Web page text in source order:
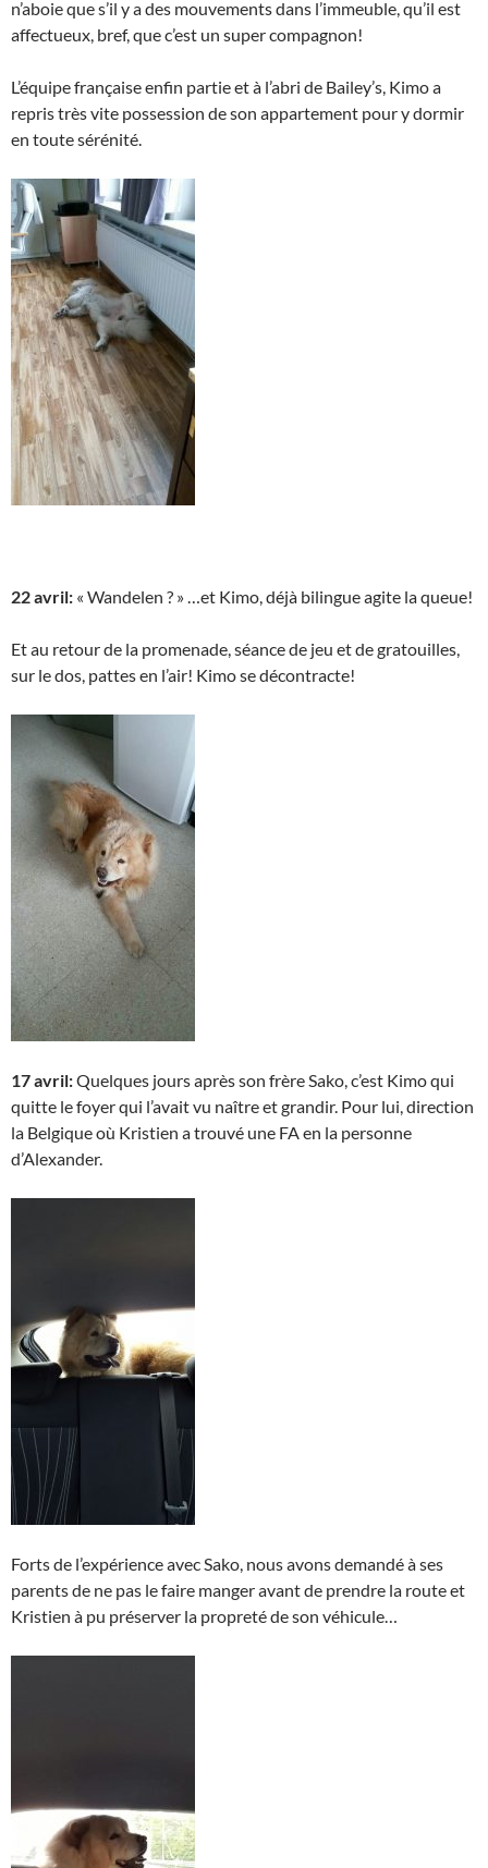
n’aboie que s’il y a des mouvements dans l’immeuble, qu’il est
affectueux, bref, que c’est un super compagnon!
L’équipe française enfin partie et à l’abri de Bailey’s, Kimo a
repris très vite possession de son appartement pour y dormir
en toute sérénité.
22 avril: « Wandelen ? » …et Kimo, déjà bilingue agite la queue!
Et au retour de la promenade, séance de jeu et de gratouilles,
sur le dos, pattes en l’air! Kimo se décontracte!
17 avril:Quelques jours après son frère Sako, c’est Kimo qui
quitte le foyer qui l’avait vu naître et grandir. Pour lui, direction
la Belgique où Kristien a trouvé une FA en la personne
d’Alexander.
Forts de l’expérience avec Sako, nous avons demandé à ses
parents de ne pas le faire manger avant de prendre la route et
Kristien à pu préserver la propreté de son véhicule…